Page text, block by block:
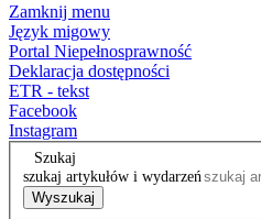
Zamknij menu
Język migowy
Portal Niepełnosprawność
Deklaracja dostępności
ETR - tekst
Facebook
Instagram
Szukaj
szukaj artykułów i wydarzeń
Wyszukaj